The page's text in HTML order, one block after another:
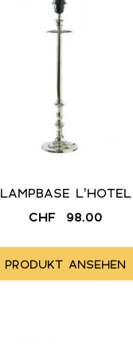
LAMPBASE L’HOTEL
CHF
98.00
PRODUKT ANSEHEN